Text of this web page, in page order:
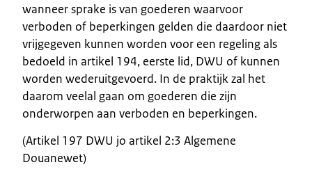
wanneer sprake is van goederen waarvoor
verboden of beperkingen gelden die daardoor niet
vrijgegeven kunnen worden voor een regeling als
bedoeld in artikel 194, eerste lid, DWU of kunnen
worden wederuitgevoerd. In de praktijk zal het
daarom veelal gaan om goederen die zijn
onderworpen aan verboden en beperkingen.
(Artikel 197 DWU jo artikel 2:3 Algemene
Douanewet)